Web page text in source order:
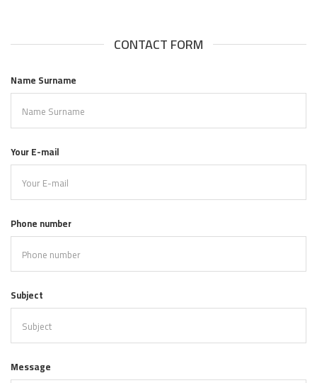
CONTACT FORM
Name Surname
Your E-mail
Phone number
Subject
Message